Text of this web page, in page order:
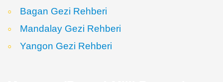
Bagan Gezi Rehberi
Mandalay Gezi Rehberi
Yangon Gezi Rehberi